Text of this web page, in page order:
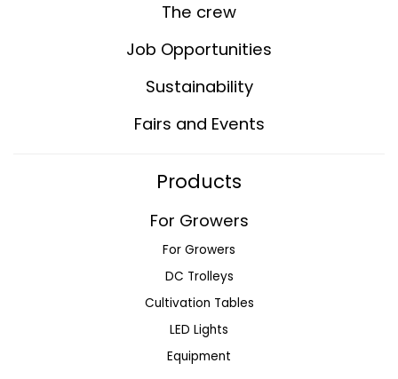
The crew
Job Opportunities
Sustainability
Fairs and Events
Products
For Growers
For Growers
DC Trolleys
Cultivation Tables
LED Lights
Equipment